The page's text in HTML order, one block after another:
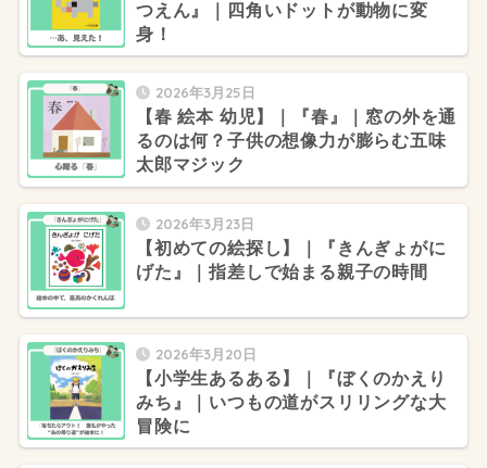
つえん』｜四角いドットが動物に変
身！
2026年3月25日
【春 絵本 幼児】｜『春』｜窓の外を通
るのは何？子供の想像力が膨らむ五味
太郎マジック
2026年3月23日
【初めての絵探し】｜『きんぎょがに
げた』｜指差しで始まる親子の時間
2026年3月20日
【小学生あるある】｜『ぼくのかえり
みち』｜いつもの道がスリリングな大
冒険に